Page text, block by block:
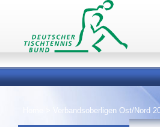
Verbandsoberligen Ost/Nord